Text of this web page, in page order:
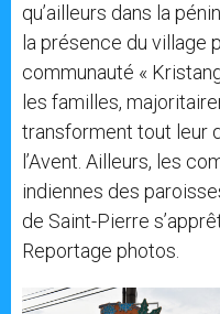
qu’ailleurs dans la
la présence du village
communauté «
les familles,
transforment tout leur
l’Avent. Ailleurs, les
indiennes des
de Saint-Pierre
Reportage photos.